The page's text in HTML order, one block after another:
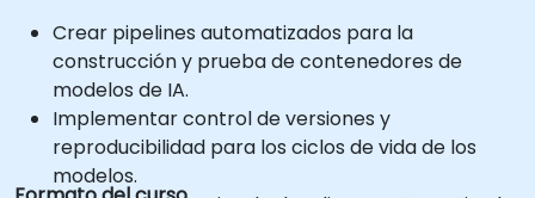
Crear pipelines automatizados para la
construcción y prueba de contenedores de
modelos de IA.
Implementar control de versiones y
reproducibilidad para los ciclos de vida de los
modelos.